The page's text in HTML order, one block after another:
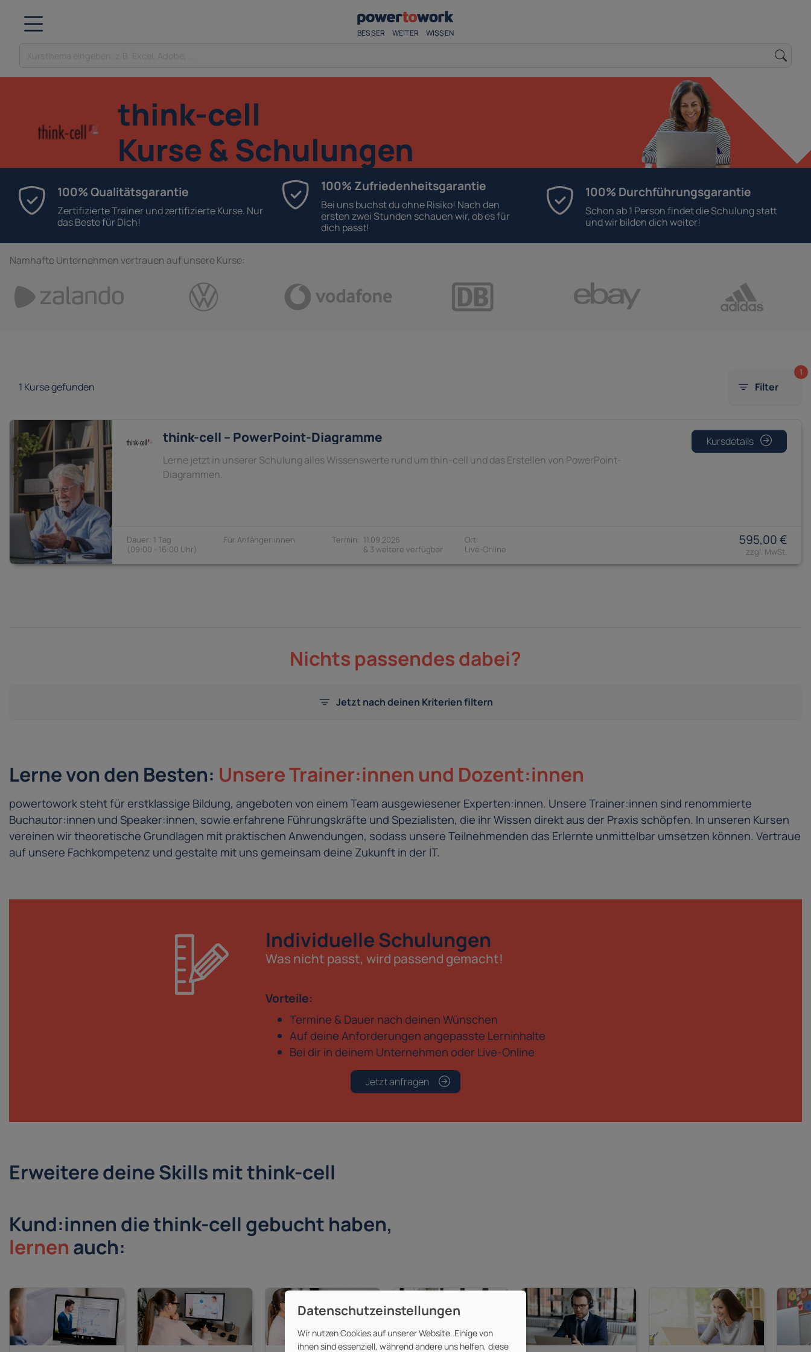
BESSER WEITER WISSEN
think-cell
Kurse & Schulungen
100% Qualitätsgarantie
Zertifizierte Trainer und zertifizierte Kurse. Nur
das Beste für Dich!
100% Zufriedenheitsgarantie
Bei uns buchst du ohne Risiko! Nach den
ersten zwei Stunden schauen wir, ob es für
dich passt!
100% Durchführungsgarantie
Schon ab 1 Person findet die Schulung statt
und wir bilden dich weiter!
Namhafte Unternehmen vertrauen auf unsere Kurse:
1 Kurse gefunden Filter
1
think-cell – PowerPoint-Diagramme
Lerne jetzt in unserer Schulung alles Wissenswerte rund um thin-cell und das Erstellen von PowerPoint-
Diagrammen.
1 Tag
09:00 - 16:00
Anfänger:innen
Kursdetails
11.09.2026
& 3 weitere verfügbar
595,00 €
Nichts passendes dabei?
Jetzt nach deinen Kriterien filtern
Lerne von den Besten: Unsere Trainer:innen und Dozent:innen
powertowork steht für erstklassige Bildung, angeboten von einem Team ausgewiesener Experten:innen. Unsere Trainer:innen sind renommierte
Buchautor:innen und Speaker:innen, sowie erfahrene Führungskräfte und Spezialisten, die ihr Wissen direkt aus der Praxis schöpfen. In unseren Kursen
vereinen wir theoretische Grundlagen mit praktischen Anwendungen, sodass unsere Teilnehmenden das Erlernte unmittelbar umsetzen können. Vertraue
auf unsere Fachkompetenz und gestalte mit uns gemeinsam deine Zukunft in der IT.
Individuelle Schulungen
Was nicht passt, wird passend gemacht!
Vorteile:
Termine & Dauer nach deinen Wünschen
Auf deine Anforderungen angepasste Lerninhalte
Bei dir in deinem Unternehmen oder Live-Online
Jetzt anfragen
Erweitere deine Skills mit think-cell
Kund:innen die think-cell gebucht haben,
lernen auch:
Wir nutzen Cookies auf unserer Website. Einige von
ihnen sind essenziell, während andere uns helfen, diese